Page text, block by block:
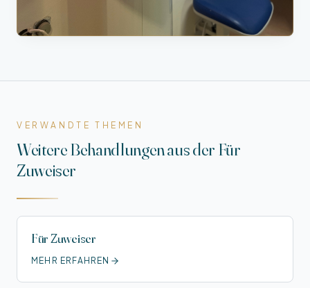
VERWANDTE THEMEN
Weitere Behandlungen aus der Für
Zuweiser
Für Zuweiser
MEHR ERFAHREN